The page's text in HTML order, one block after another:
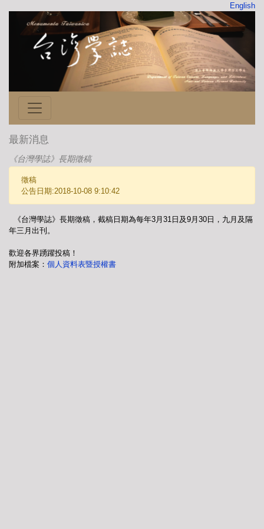
English
最新消息
《台灣學誌》長期徵稿
徵稿
公告日期:2018-10-08 9:10:42
《台灣學誌》長期徵稿，截稿日期為每年3月31日及9月30日，九月及隔
年三月出刊。
歡迎各界踴躍投稿！
附加檔案： 個人資料表暨授權書